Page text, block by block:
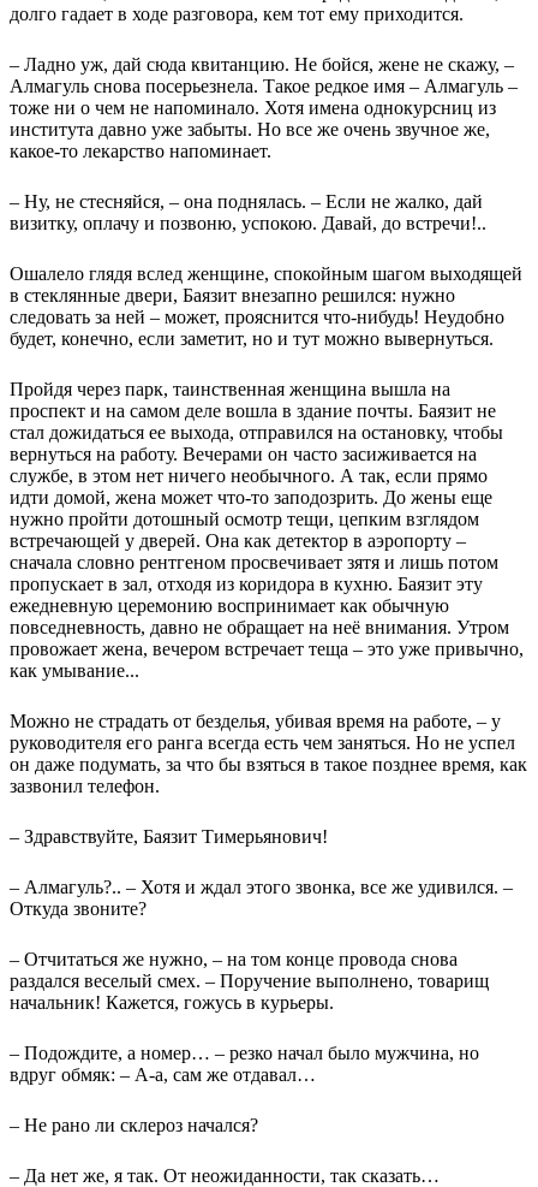
долго гадает в ходе разговора, кем тот ему приходится.
– Ладно уж, дай сюда квитанцию. Не бойся, жене не скажу, –
Алмагуль снова посерьезнела. Такое редкое имя – Алмагуль –
тоже ни о чем не напоминало. Хотя имена однокурсниц из
института давно уже забыты. Но все же очень звучное же,
какое-то лекарство напоминает.
– Ну, не стесняйся, – она поднялась. – Если не жалко, дай
визитку, оплачу и позвоню, успокою. Давай, до встречи!..
Ошалело глядя вслед женщине, спокойным шагом выходящей
в стеклянные двери, Баязит внезапно решился: нужно
следовать за ней – может, прояснится что-нибудь! Неудобно
будет, конечно, если заметит, но и тут можно вывернуться.
Пройдя через парк, таинственная женщина вышла на
проспект и на самом деле вошла в здание почты. Баязит не
стал дожидаться ее выхода, отправился на остановку, чтобы
вернуться на работу. Вечерами он часто засиживается на
службе, в этом нет ничего необычного. А так, если прямо
идти домой, жена может что-то заподозрить. До жены еще
нужно пройти дотошный осмотр тещи, цепким взглядом
встречающей у дверей. Она как детектор в аэропорту –
сначала словно рентгеном просвечивает зятя и лишь потом
пропускает в зал, отходя из коридора в кухню. Баязит эту
ежедневную церемонию воспринимает как обычную
повседневность, давно не обращает на неё внимания. Утром
провожает жена, вечером встречает теща – это уже привычно,
как умывание...
Можно не страдать от безделья, убивая время на работе, – у
руководителя его ранга всегда есть чем заняться. Но не успел
он даже подумать, за что бы взяться в такое позднее время, как
зазвонил телефон.
– Здравствуйте, Баязит Тимерьянович!
– Алмагуль?.. – Хотя и ждал этого звонка, все же удивился. –
Откуда звоните?
– Отчитаться же нужно, – на том конце провода снова
раздался веселый смех. – Поручение выполнено, товарищ
начальник! Кажется, гожусь в курьеры.
– Подождите, а номер… – резко начал было мужчина, но
вдруг обмяк: – А-а, сам же отдавал…
– Не рано ли склероз начался?
– Да нет же, я так. От неожиданности, так сказать…